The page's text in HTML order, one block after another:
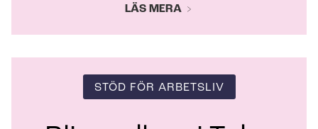
LÄS MERA
STÖD FÖR ARBETSLIV